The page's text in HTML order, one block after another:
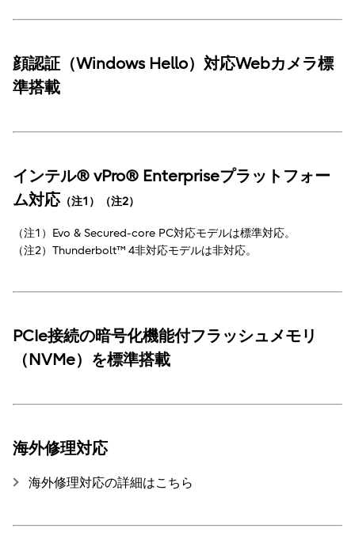
顔認証（Windows Hello）対応Webカメラ標
準搭載
インテル® vPro® Enterpriseプラットフォー
ム対応（注1）（注2）
（注1）Evo & Secured-core PC対応モデルは標準対応。
（注2）Thunderbolt™ 4非対応モデルは非対応。
PCIe接続の暗号化機能付フラッシュメモリ
（NVMe）を標準搭載
海外修理対応
海外修理対応の詳細はこちら